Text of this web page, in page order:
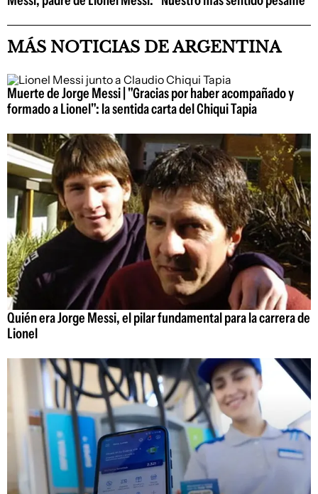
MÁS NOTICIAS DE ARGENTINA
Muerte de Jorge Messi | "Gracias por haber acompañado y
formado a Lionel": la sentida carta del Chiqui Tapia
Quién era Jorge Messi, el pilar fundamental para la carrera de
Lionel